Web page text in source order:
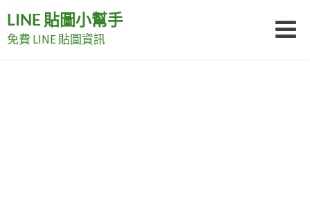
to
content
LINE 貼圖小幫手
免費 LINE 貼圖資訊